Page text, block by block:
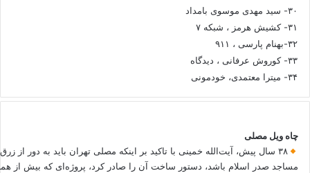
۳۰- سید مهدی موسوی بامداد
۳۱- کشیش هرمز ، شبکه ۷
۳۲-بهنام پارسی ، ۹۱۱
۳۳- کوروش عرفانی ، دیدگاه
۳۴- میترا معتمدی، خودمونی
چاه ویل مصلی
۳۸ سال پیش، آیت‌الله خمینی با تاکید بر اینکه مصلی تهران باید به دور از
مساجد صدر اسلام باشد، دستور ساخت آن را صادر کرد، پروژه‌ای که بیش از